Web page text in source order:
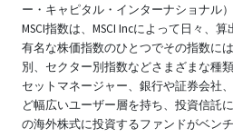
ー・キャピタル・インターナショナル
MSCI指数は、MSCI Incによって日々、
有名な株価指数のひとつでその指数に
別、セクター別指数などさまざまな種
セットマネージャー、銀行や証券会社
ど幅広いユーザー層を持ち、投資信託
の海外株式に投資するファンドがベン